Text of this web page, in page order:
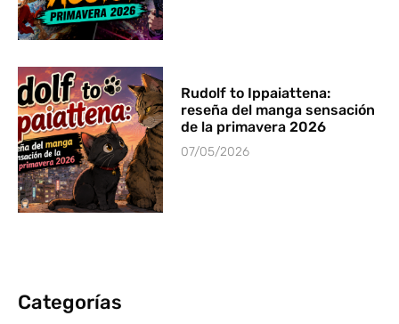
Rudolf to Ippaiattena:
reseña del manga sensación
de la primavera 2026
07/05/2026
Categorías